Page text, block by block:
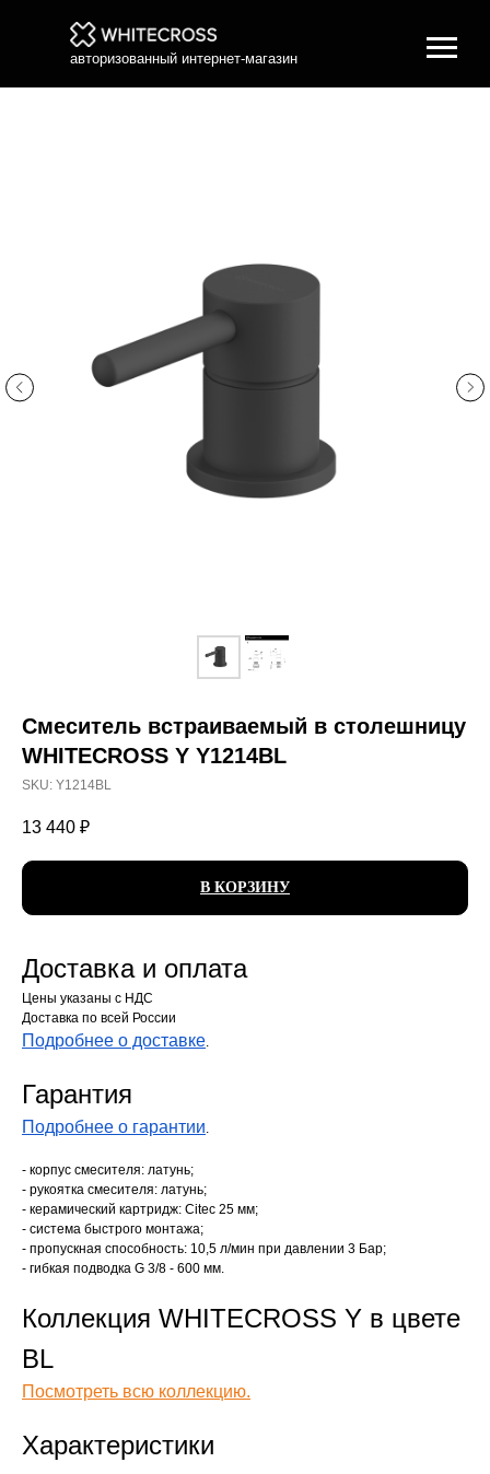
авторизованный интернет-магазин
Смеситель встраиваемый в столешницу
WHITECROSS Y Y1214BL
SKU: Y1214BL
13 440 ₽
В КОРЗИНУ
Доставка и оплата
Цены указаны с НДС
Доставка по всей России
Подробнее о доставке.
Гарантия
Подробнее о гарантии.
- корпус смесителя: латунь;
- рукоятка смесителя: латунь;
- керамический картридж: Citec 25 мм;
- система быстрого монтажа;
- пропускная способность: 10,5 л/мин при давлении 3 Бар;
- гибкая подводка G 3/8 - 600 мм.
Коллекция WHITECROSS Y в цвете
BL
Посмотреть всю коллекцию.
Характеристики